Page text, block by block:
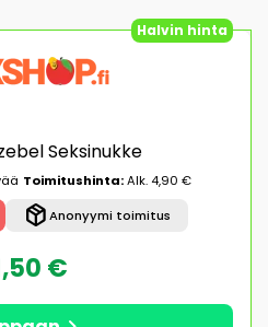
Halvin hinta
Seksinukke
Toimitushinta:Alk. 4,90 €
package_2Anonyymi toimitus
€